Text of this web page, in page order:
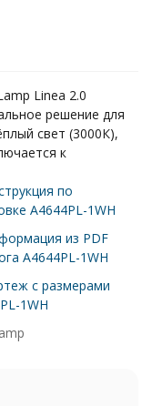
Linea 2.0
решение для
свет (3000К),
к
по
A4644PL-1WH
из PDF
A4644PL-1WH
с размерами
1WH